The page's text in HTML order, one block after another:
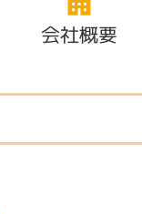
会社概要